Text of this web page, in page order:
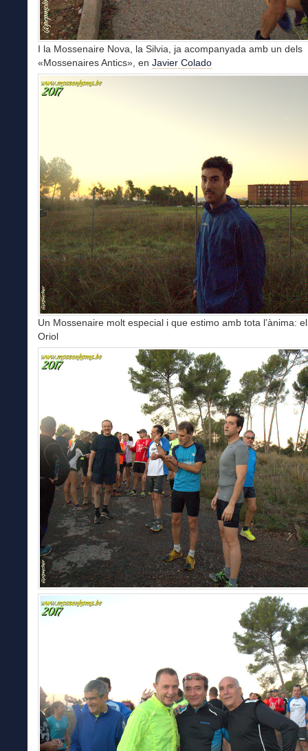
I la Mossenaire Nova, la Silvia, ja acompanyada amb un dels
«Mossenaires Antics», en Javier Colado
Un Mossenaire molt especial i que estimo amb tota l’ànima:
Oriol